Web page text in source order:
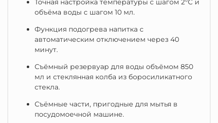
Точная настройка температуры с шагом 2°C и
объёма воды с шагом 10 мл.
Функция подогрева напитка с
автоматическим отключением через 40
минут.
Съёмный резервуар для воды объёмом 850
мл и стеклянная колба из боросиликатного
стекла.
Съёмные части, пригодные для мытья в
посудомоечной машине.